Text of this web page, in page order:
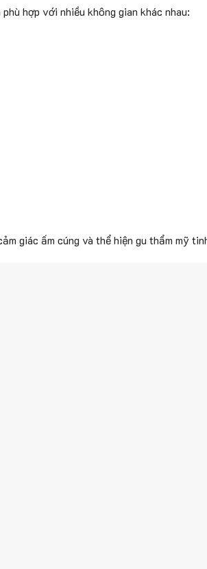
hợp với nhiều không gian khác nhau:
giác ấm cúng và thể hiện gu thẩm mỹ